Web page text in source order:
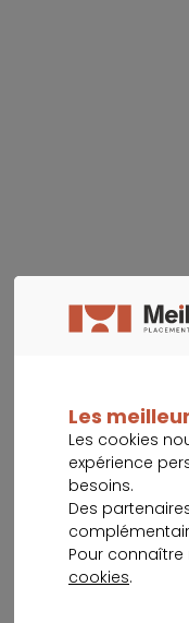
Les
Les cookies
expérience
besoins.
Des
Pour
cookies.